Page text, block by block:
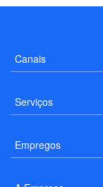
Canais
Serviços
Empregos